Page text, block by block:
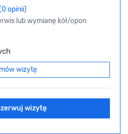
opinii)
lub wymianę kół/opon
wizytę
wizytę